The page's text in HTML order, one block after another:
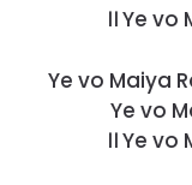
।। Ye
Ye vo Maiya
Ye vo
।। Ye